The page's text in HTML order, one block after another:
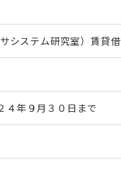
システム研究室）賃貸借
４年９月３０日まで